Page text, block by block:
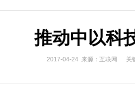
，为储能而创新——第五届国际储能峰会
助力大气污染防治，打造清洁型绿色工业
推动中以科
2017-04-24 来源：互联网 关